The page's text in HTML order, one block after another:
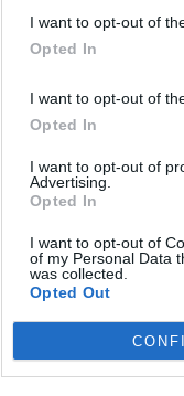
I want to opt-out of
Opted In
I want to opt-out of
Opted In
I want to opt-out of
Advertising.
Opted In
I want to opt-out of
of my Personal Data
was collected.
Opted Out
SD
Aina